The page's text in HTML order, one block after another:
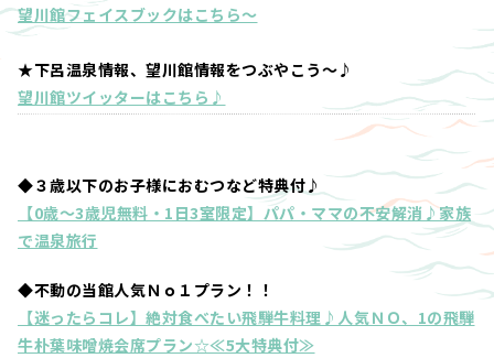
望川館フェイスブックはこちら～
★下呂温泉情報、望川館情報をつぶやこう～♪
望川館ツイッターはこちら♪
◆３歳以下のお子様におむつなど特典付♪
【0歳～3歳児無料・1日3室限定】パパ・ママの不安解消♪家族
で温泉旅行
◆不動の当館人気Ｎｏ１プラン！！
【迷ったらコレ】絶対食べたい飛騨牛料理♪人気ＮＯ、1の飛騨
牛朴葉味噌焼会席プラン☆≪5大特典付≫